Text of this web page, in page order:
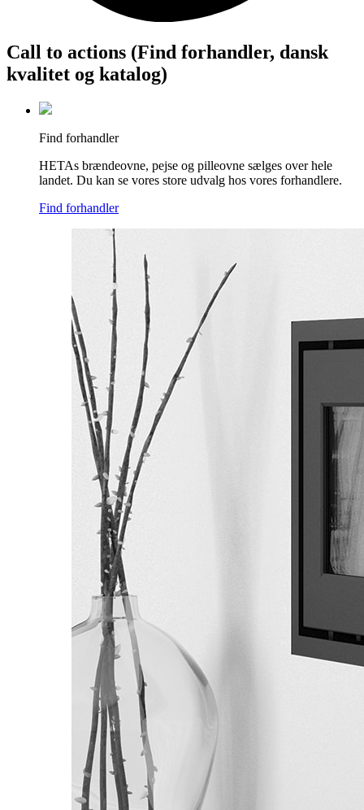
Call to actions (Find forhandler, dansk
kvalitet og katalog)
Find forhandler
HETAs brændeovne, pejse og pilleovne sælges over hele
landet. Du kan se vores store udvalg hos vores forhandlere.
Find forhandler